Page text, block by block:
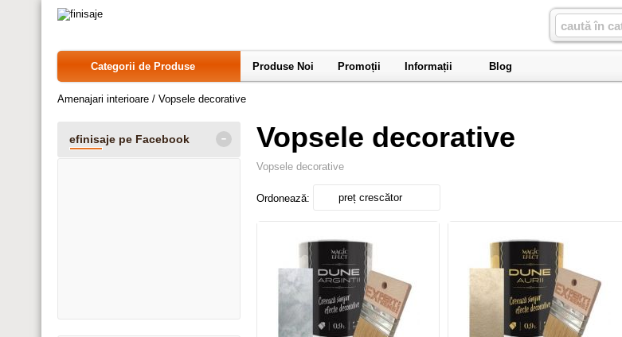
Categorii de Produse Produse Noi Promoții Informații Blog
Amenajari interioare / Vopsele decorative
Vopsele decorative
Vopsele decorative
Ordonează: preț crescător
efinisaje pe Facebook -